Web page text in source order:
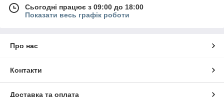
Сьогодні працює з 09:00 до 18:00
Показати весь графік роботи
Про нас
Контакти
Доставка та оплата